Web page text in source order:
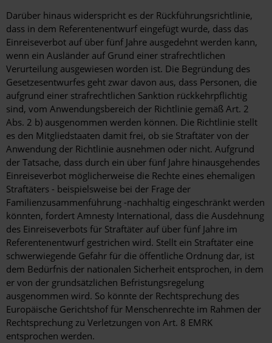
Darüber hinaus widerspricht es der Rückführungsrichtlinie,
dass in dem Referentenentwurf eingefügt wurde, dass das
Einreiseverbot auf über fünf Jahre ausgedehnt werden kann,
wenn ein Ausländer auf Grund einer strafrechtlichen
Verurteilung ausgewiesen worden ist. Die Begründung des
Gesetzesentwurfes geht zwar davon aus, dass Personen, die
aufgrund einer strafrechtlichen Sanktion rückkehrpflichtig
sind, vom Anwendungsbereich der Richtlinie gemäß Art. 2
Abs. 2 b) ausgenommen werden können. Die Richtlinie stellt
es den Mitgliedstaaten damit frei, ob sie Straftäter von der
Anwendung der Richtlinie ausnehmen oder nicht. Aufgrund
der Tatsache, dass durch ein über fünf Jahre hinausgehendes
Einreiseverbot möglicherweise die Rechte eines ehemaligen
Straftäters - beispielsweise bei der Frage der
Familienzusammenführung -nachhaltig eingeschränkt werden
könnten, fordert Amnesty International, dass die Ausdehnung
des Einreiseverbots für Straftäter auf über fünf Jahre im
Referentenentwurf gestrichen wird. Stellt ein Straftäter eine
schwerwiegende Gefahr für die öffentliche Ordnung dar, ist
dem Bedürfnis der nationalen Sicherheit entsprochen, in dem
er von der grundsätzlichen Befristungsregelung
ausgenommen wird. So könnte der Rechtsprechung des
Europäische Gerichtshof für Menschenrechte im Rahmen der
Rechtsprechung zu Verletzungen von Art. 8 EMRK
entsprochen werden.